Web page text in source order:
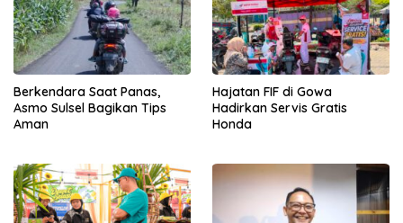
Berkendara Saat Panas,
Asmo Sulsel Bagikan Tips
Aman
Hajatan FIF di Gowa
Hadirkan Servis Gratis
Honda